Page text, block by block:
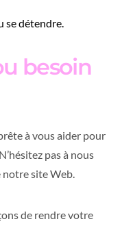
se détendre.
besoin
à vous aider pour
pas à nous
notre site Web.
de rendre votre